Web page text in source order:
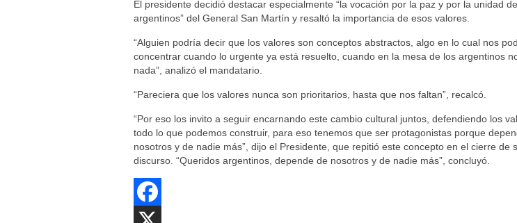
El presidente decidió destacar especialmente “la vocación por la paz y por la unidad
argentinos” del General San Martín y resaltó la importancia de esos valores.
“Alguien podría decir que los valores son conceptos abstractos, algo en lo cual nos
concentrar cuando lo urgente ya está resuelto, cuando en la mesa de los argentinos
nada”, analizó el mandatario.
“Pareciera que los valores nunca son prioritarios, hasta que nos faltan”, recalcó.
“Por eso los invito a seguir encarnando este cambio cultural juntos, defendiendo los
todo lo que podemos construir, para eso tenemos que ser protagonistas porque
nosotros y de nadie más”, dijo el Presidente, que repitió este concepto en el cierre de
discurso. “Queridos argentinos, depende de nosotros y de nadie más”, concluyó.